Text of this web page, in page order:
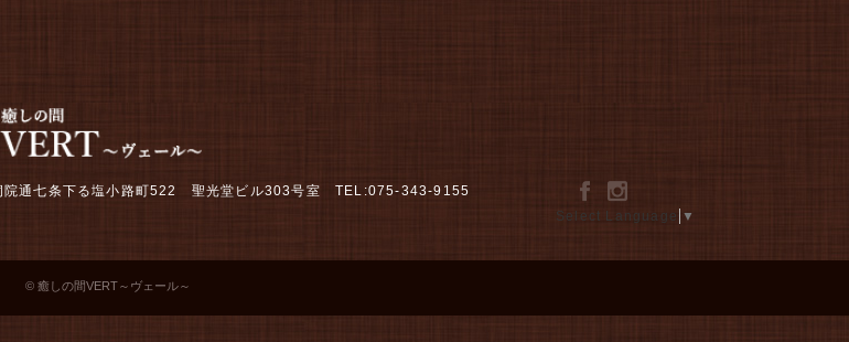
通七条下る塩小路町522 聖光堂ビル303号室 TEL:075-343-9155
Select Language ▼
© 癒しの間VERT～ヴェール～